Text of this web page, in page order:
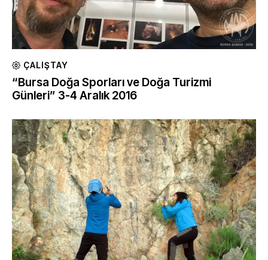
ÇALIŞTAY
“Bursa Doğa Sporları ve Doğa Turizmi
Günleri” 3-4 Aralık 2016